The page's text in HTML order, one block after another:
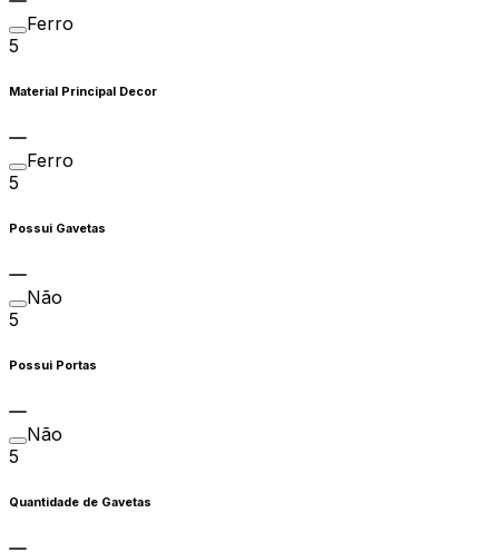
Ferro
5
Material Principal Decor
Ferro
5
Possui Gavetas
Não
5
Possui Portas
Não
5
Quantidade de Gavetas